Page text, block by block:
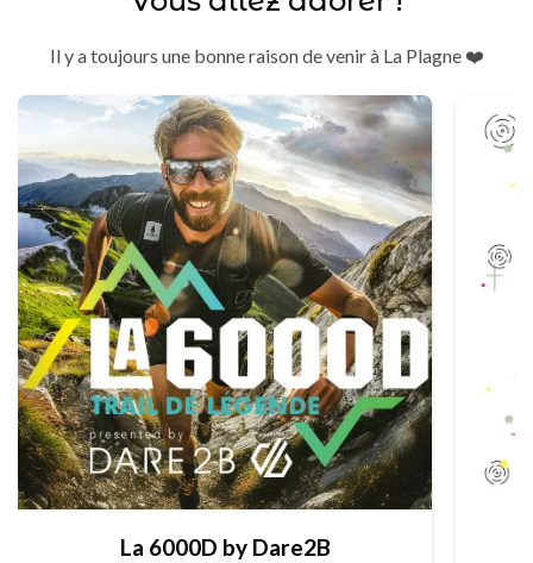
Il y a toujours une bonne raison de venir à La Plagne ❤️
La 6000D by Dare2B